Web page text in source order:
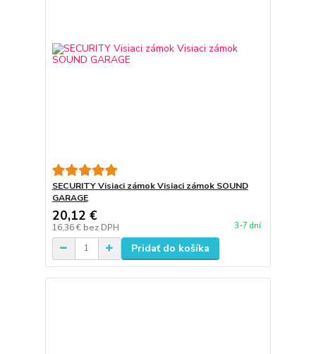
SECURITY Visiaci zámok Visiaci zámok SOUND
GARAGE
20,12 €
16,36 € bez DPH 3-7 dní
Pridať do košíka